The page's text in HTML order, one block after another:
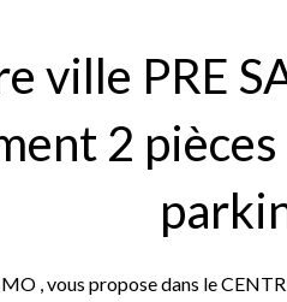
ville PRE
2 pièces
, vous propose dans le